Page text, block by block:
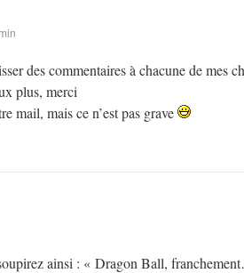
des commentaires à chacune de mes
plus, merci
mail, mais ce n’est pas grave
ainsi : « Dragon Ball,